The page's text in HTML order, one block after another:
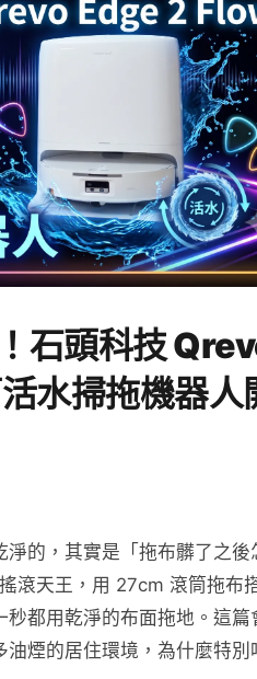
石頭科技
水掃拖機器人
的，其實是「拖布髒了之後
滾天王，用 27cm 滾筒拖布
都用乾淨的布面拖地。這篇
煙的居住環境，為什麼特別